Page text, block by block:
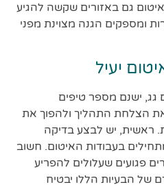
גם באזורים שקשה להגיע
ומספקים הגנה מצוינת מפני
יעיל
גג, ישנם מספר טיפים
הצלחת התהליך ולהפוך את
ראשית, יש לבצע בדיקה
בעבודות האיטום. חשוב
פגועים שעלולים להפריע
של הבעיות הללו יבטיח